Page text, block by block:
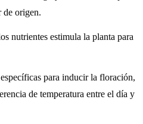
de origen.
nutrientes estimula la planta para
para inducir la floración,
de temperatura entre el día y